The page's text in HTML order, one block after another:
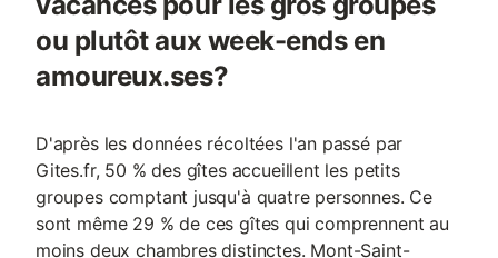
ou plutôt aux week-ends en
amoureux.ses?
D'après les données récoltées l'an passé par
Gites.fr, 50 % des gîtes accueillent les petits
groupes comptant jusqu'à quatre personnes. Ce
sont même 29 % de ces gîtes qui comprennent au
moins deux chambres distinctes. Mont-Saint-